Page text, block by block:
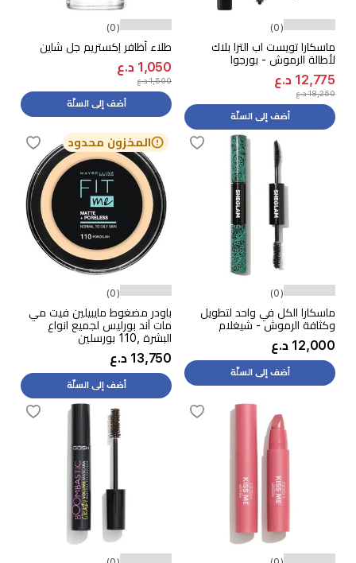
(0)
ماسكارا تويست اب الترا بلاك
لأطالة الرموش - بورجوا
12,775 د.ع
18,250 د.ع
أضف إلى السلّة
(0)
طلاء أظافر إكستريم جل شاين
1,050 د.ع
1,500 د.ع
أضف إلى السلّة
(0)
ماسكارا الكل في واحد لتطويل
وكثافة الرموش - شيغلام
12,000 د.ع
أضف إلى السلّة
المخزون محدود
(0)
باودر مضغوط مايبيلين فيت مي
مات آند بورليس لجميع انواع
البشرة ,110 بورسلين
13,750 د.ع
أضف إلى السلّة